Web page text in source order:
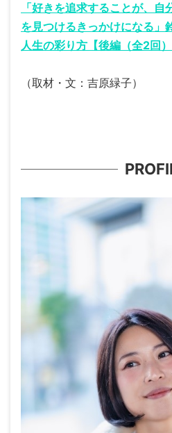
「好きを追求することが、
を見つけるきっかけになる」
人生の彩り方【後編（全2回）
（取材・文：吉原緑子）